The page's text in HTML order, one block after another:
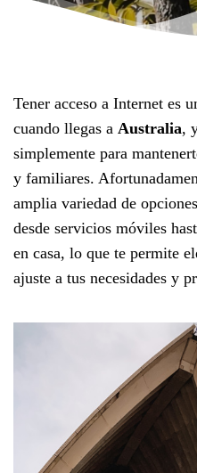
Tener acceso a Internet es
cuando llegas a Australia,
simplemente para
y familiares.
amplia variedad de
desde servicios móviles
en casa, lo que te permite
ajuste a tus necesidades y